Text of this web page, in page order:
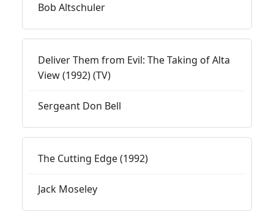
Bob Altschuler
Deliver Them from Evil: The Taking of Alta
View (1992) (TV)
Sergeant Don Bell
The Cutting Edge (1992)
Jack Moseley